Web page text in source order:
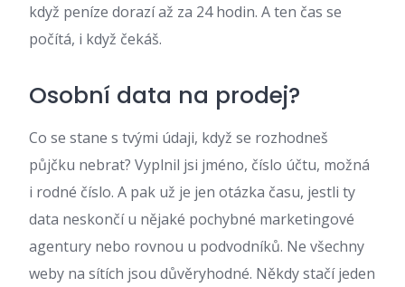
když peníze dorazí až za 24 hodin. A ten čas se
počítá, i když čekáš.
Osobní data na prodej?
Co se stane s tvými údaji, když se rozhodneš
půjčku nebrat? Vyplnil jsi jméno, číslo účtu, možná
i rodné číslo. A pak už je jen otázka času, jestli ty
data neskončí u nějaké pochybné marketingové
agentury nebo rovnou u podvodníků. Ne všechny
weby na sítích jsou důvěryhodné. Někdy stačí jeden